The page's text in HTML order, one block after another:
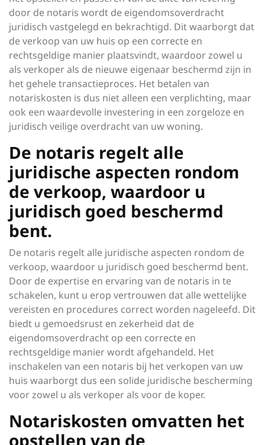
door de notaris wordt de eigendomsoverdracht
juridisch vastgelegd en bekrachtigd. Dit waarborgt dat
de verkoop van uw huis op een correcte en
rechtsgeldige manier plaatsvindt, waardoor zowel u
als verkoper als de nieuwe eigenaar beschermd zijn in
het gehele transactieproces. Het betalen van
notariskosten is dus niet alleen een verplichting, maar
ook een waardevolle investering in een zorgeloze en
juridisch veilige overdracht van uw woning.
De notaris regelt alle
juridische aspecten rondom
de verkoop, waardoor u
juridisch goed beschermd
bent.
De notaris regelt alle juridische aspecten rondom de
verkoop, waardoor u juridisch goed beschermd bent.
Door de expertise en ervaring van de notaris in te
schakelen, kunt u erop vertrouwen dat alle wettelijke
vereisten en procedures correct worden nageleefd. Dit
biedt u gemoedsrust en zekerheid dat de
eigendomsoverdracht op een correcte en
rechtsgeldige manier wordt afgehandeld. Het
inschakelen van een notaris bij het verkopen van uw
huis waarborgt dus een solide juridische bescherming
voor zowel u als verkoper als voor de koper.
Notariskosten omvatten het
opstellen van de